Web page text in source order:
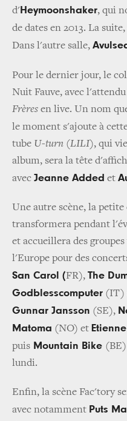
d' Heymoonshaker, qui
de dates en 2013. La
Dans l'autre salle,
Pour le dernier jour, le
Nuit Fauve, avec
Frères en live. Un nom
le moment s'ajoute à
tube U-turn (LILI), qui
album, sera la tête
avec Jeanne Added et
Une autre scène, la
transformera pendant
et accueillera des
l'Europe pour des
San Carol (FR), The
Godblesscomputer (IT)
Gunnar Jansson (SE),
Matoma (NO) et
puis Mountain Bike
lundi.
Enfin, la scène Fac'tory
avec notamment Puts